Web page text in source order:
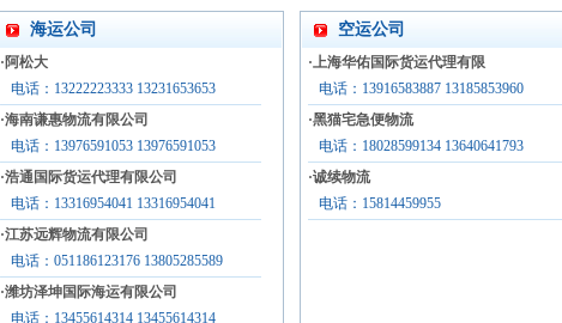
海运公司
· 阿松大
电话：13222223333 13231653653
·海南谦惠物流有限公司
电话：13976591053 13976591053
·浩通国际货运代理有限公司
电话：13316954041 13316954041
·江苏远辉物流有限公司
电话：051186123176 13805285589
·潍坊泽坤国际海运有限公司
电话：13455614314 13455614314
空运公司
·上海华佑国际货运代理有限
电话：13916583887 13185853960
·黑猫宅急便物流
电话：18028599134 13640641793
·诚续物流
电话：15814459955